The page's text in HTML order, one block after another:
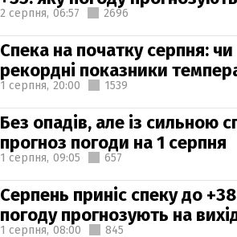
2 серпня, 06:57 2696
Спека на початку серпня:
рекордні показники
1 серпня, 20:00 1539
Без опадів, але із сильною
прогноз погоди на 1 серпня
1 серпня, 09:05 657
Серпень приніс спеку до
погоду прогнозують на
1 серпня, 08:00 845